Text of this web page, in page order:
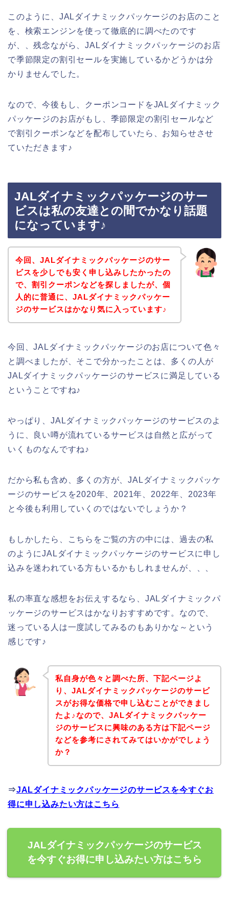
このように、JALダイナミックパッケージのお店のこと
を、検索エンジンを使って徹底的に調べたのです
が、、残念ながら、JALダイナミックパッケージのお店
で季節限定の割引セールを実施しているかどうかは分
かりませんでした。
なので、今後もし、クーポンコードをJALダイナミック
パッケージのお店がもし、季節限定の割引セールなど
で割引クーポンなどを配布していたら、お知らせさせ
ていただきます♪
JALダイナミックパッケージのサー
ビスは私の友達との間でかなり話題
になっています♪
今回、JALダイナミックパッケージのサー
ビスを少しでも安く申し込みしたかったの
で、割引クーポンなどを探しましたが、個
人的に普通に、JALダイナミックパッケー
ジのサービスはかなり気に入っています♪
今回、JALダイナミックパッケージのお店について色々
と調べましたが、そこで分かったことは、多くの人が
JALダイナミックパッケージのサービスに満足している
ということですね♪
やっぱり、JALダイナミックパッケージのサービスのよ
うに、良い噂が流れているサービスは自然と広がって
いくものなんですね♪
だから私も含め、多くの方が、JALダイナミックパッケ
ージのサービスを2020年、2021年、2022年、2023年
と今後も利用していくのではないでしょうか？
もしかしたら、こちらをご覧の方の中には、過去の私
のようにJALダイナミックパッケージのサービスに申し
込みを迷われている方もいるかもしれませんが、、、
私の率直な感想をお伝えするなら、JALダイナミックパ
ッケージのサービスはかなりおすすめです。なので、
迷っている人は一度試してみるのもありかな～という
感じです♪
私自身が色々と調べた所、下記ページよ
り、JALダイナミックパッケージのサービ
スがお得な価格で申し込むことができまし
たよ♪なので、JALダイナミックパッケー
ジのサービスに興味のある方は下記ページ
などを参考にされてみてはいかがでしょう
か？
⇒JALダイナミックパッケージのサービスを今すぐお
得に申し込みたい方はこちら
JALダイナミックパッケージのサービス
を今すぐお得に申し込みたい方はこちら